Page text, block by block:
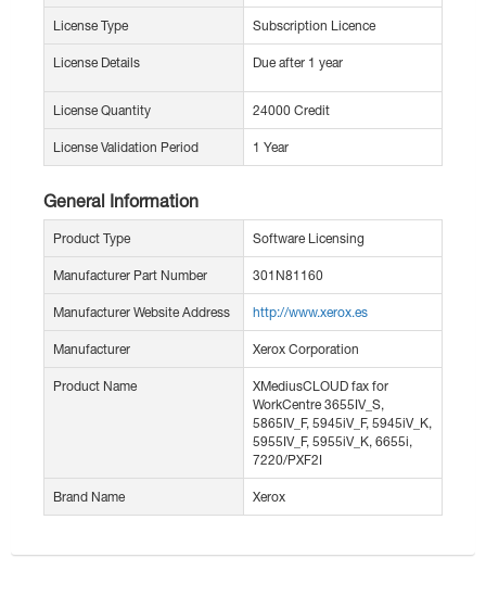
License Type Subscription Licence
License Details Due after 1 year
License Quantity 24000 Credit
License Validation Period 1 Year
General Information
Product Type Software Licensing
Manufacturer Part Number 301N81160
Manufacturer Website Address http://www.xerox.es
Manufacturer Xerox Corporation
Product Name
XMediusCLOUD fax for
WorkCentre 3655IV_S,
5865IV_F, 5945iV_F, 5945iV_K,
5955IV_F, 5955iV_K, 6655i,
7220/PXF2I
Brand Name Xerox